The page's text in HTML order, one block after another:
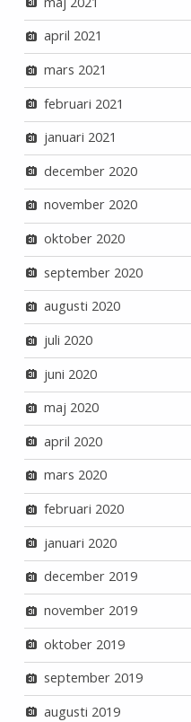
april 2021
mars 2021
februari 2021
januari 2021
december 2020
november 2020
oktober 2020
september 2020
augusti 2020
juli 2020
juni 2020
maj 2020
april 2020
mars 2020
februari 2020
januari 2020
december 2019
november 2019
oktober 2019
september 2019
augusti 2019